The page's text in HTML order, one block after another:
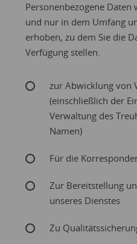
Personenbezogene
und nur in dem Umfang
erhoben, zu dem Sie die
Verfügung stellen.
zur Abwicklung von
(einschließlich der
Verwaltung des
Namen)
Für die
Zur Bereitstellung
unseres Dienstes
Zu